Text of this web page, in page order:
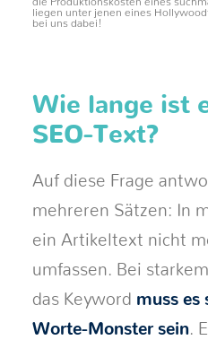
liegen unter jenen eines
bei uns dabei!
Wie lange ist
SEO-Text?
Auf diese Frage
mehreren Sätzen: In
ein Artikeltext nicht
umfassen. Bei
das Keyword muss es
Worte-Monster sein.